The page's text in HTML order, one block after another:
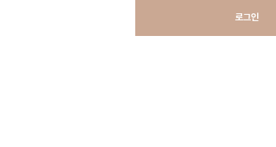
로그인